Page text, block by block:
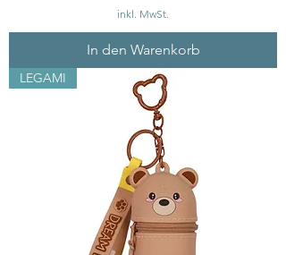
inkl. MwSt.
In den Warenkorb
LEGAMI